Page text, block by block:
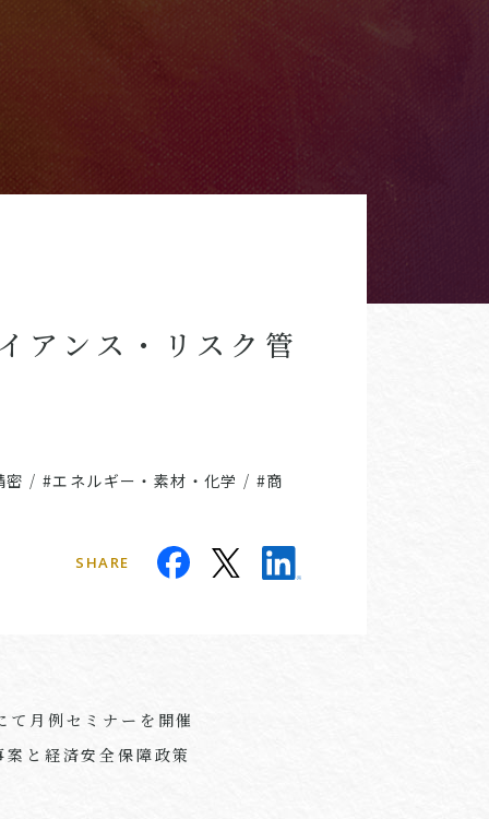
アンス・リスク管
密 /#エネルギー・素材・化学 /#商
SHARE
月例セミナーを開催
と経済安全保障政策